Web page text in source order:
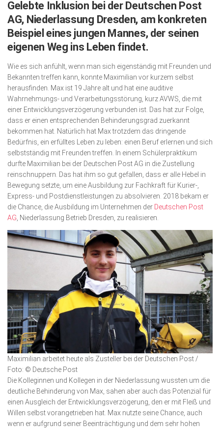
Wirtschaft, Recht, Finanzen
Zahn, Mund, Kiefer
Forum Gesundheit
Sehen
Innovationen
Kampf gegen Krebs
Hören
Lebensart
Gelebte Inklusion bei der Deutschen Post
AG, Niederlassung Dresden, am konkreten
Beispiel eines jungen Mannes, der seinen
eigenen Weg ins Leben findet.
Wie es sich anfühlt, wenn man sich eigenständig mit Freunden und
Bekannten treffen kann, konnte Maxi­milian vor kurzem selbst
herausfinden. Max ist 19 Jahre alt und hat eine auditive
Wahrnehmungs- und Verarbeitungs­störung, kurz AVWS, die mit
einer Entwicklungsverzögerung verbunden ist. Das hat zur Folge,
dass er einen entsprechenden Behinderungsgrad zuerkannt
bekommen hat. Natürlich hat Max trotzdem das dringende
Bedürfnis, ein erfülltes Leben zu leben: einen Beruf erlernen und sich
selbstständig mit Freunden treffen. In einem Schülerpraktikum
durfte Maximilian bei der Deutschen Post AG in die Zustellung
reinschnuppern. Das hat ihm so gut gefallen, dass er alle Hebel in
Bewegung setzte, um eine Ausbildung zur Fachkraft für Kurier-,
Express- und Post­dienstleistungen zu absolvieren. 2018 bekam er
die Chance, die Ausbildung im Unternehmen der Deutschen Post
AG , Niederlassung Betrieb Dresden, zu realisieren.
Maximilian arbeitet heute als Zusteller bei der Deutschen Post /
Foto: © Deutsche Post
Die Kolleginnen und Kollegen in der Niederlassung wussten um die
deutliche Behinderung von Max, sahen aber auch das Potenzial für
einen Ausgleich der Entwicklungsverzögerung, den er mit Fleiß und
Willen selbst vorangetrieben hat. Max nutzte seine Chance, auch
wenn er aufgrund seiner Beein­träch­tigung und dem sehr hohen